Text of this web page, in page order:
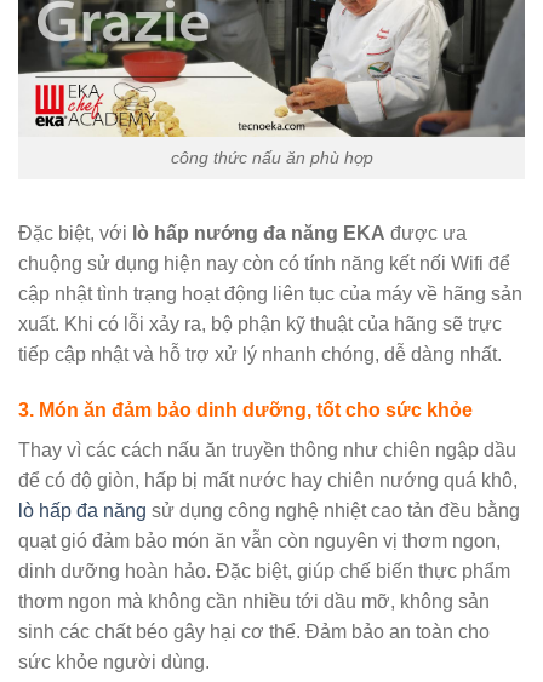
công thức nấu ăn phù hợp
Đặc biệt, với lò hấp nướng đa năng EKA được ưa
chuộng sử dụng hiện nay còn có tính năng kết nối Wifi để
cập nhật tình trạng hoạt động liên tục của máy về hãng sản
xuất. Khi có lỗi xảy ra, bộ phận kỹ thuật của hãng sẽ trực
tiếp cập nhật và hỗ trợ xử lý nhanh chóng, dễ dàng nhất.
3. Món ăn đảm bảo dinh dưỡng, tốt cho sức khỏe
Thay vì các cách nấu ăn truyền thông như chiên ngập dầu
để có độ giòn, hấp bị mất nước hay chiên nướng quá khô,
lò hấp đa năng sử dụng công nghệ nhiệt cao tản đều bằng
quạt gió đảm bảo món ăn vẫn còn nguyên vị thơm ngon,
dinh dưỡng hoàn hảo. Đặc biệt, giúp chế biến thực phẩm
thơm ngon mà không cần nhiều tới dầu mỡ, không sản
sinh các chất béo gây hại cơ thể. Đảm bảo an toàn cho
sức khỏe người dùng.